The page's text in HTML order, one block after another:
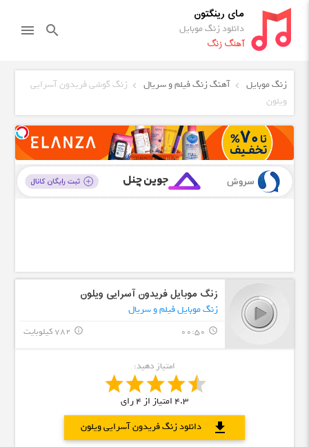
مای رینگتون
دانلود زنگ موبایل
آهنگ زنگ
search
menu
زنگ موبایل آهنگ زنگ فیلم و سریال
زنگ گوشی فریدون آسرایی
ویلون
زنگ موبایل فریدون آسرایی ویلون
زنگ موبایل فیلم و سریال
query_builder
00:50 782 کیلوبایت info_outline
امتیاز دهید:
4.3 امتیاز از4رای
دانلود زنگ فریدون آسرایی ویلون
download